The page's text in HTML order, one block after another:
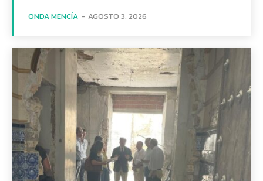
ONDA MENCÍA - AGOSTO 3, 2026